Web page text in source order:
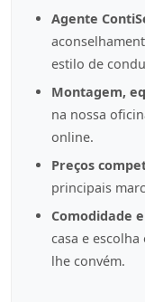
Agente
estilo de
Montagem,
na nossa
online.
Preços
principais
Comodidade
casa e
lhe convém.